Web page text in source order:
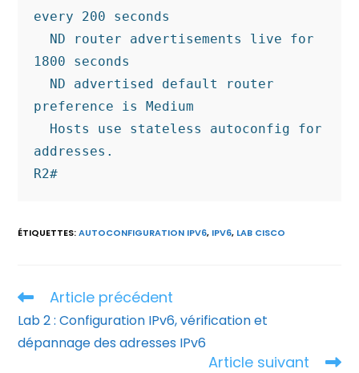
every 200 seconds
1800 seconds
preference is Medium
addresses.
R2#
ÉTIQUETTES:AUTOCONFIGURATION IPV6, IPV6, LAB CISCO
Read
articles
Article précédent
Lab 2 : Configuration IPv6, vérification et
dépannage des adresses IPv6
Article suivant